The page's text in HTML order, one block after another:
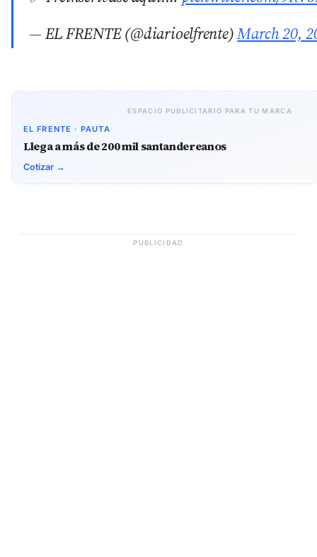
— EL FRENTE (@diarioelfrente)March 20,
ESPACIO PUBLICITARIO PARA TU MARCA
EL FRENTE · PAUTA
Llega a más de 200 mil santandereanos
Cotizar →
PUBLICIDAD